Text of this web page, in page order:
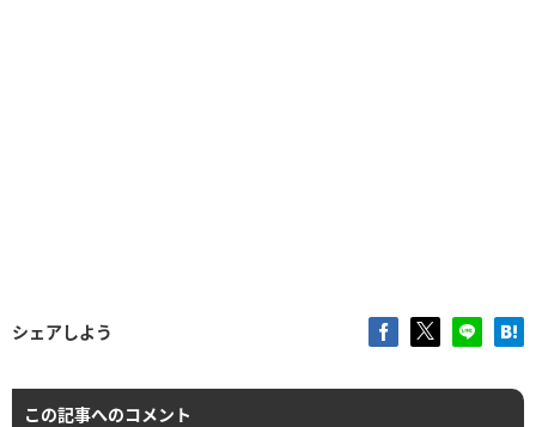
シェアしよう
この記事へのコメント